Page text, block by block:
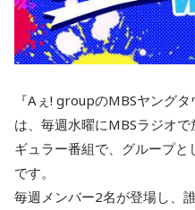
『Aぇ! groupのMBSヤング
は、毎週水曜にMBSラジオ
ギュラー番組で、グループ
です。
毎週メンバー2名が登場し、